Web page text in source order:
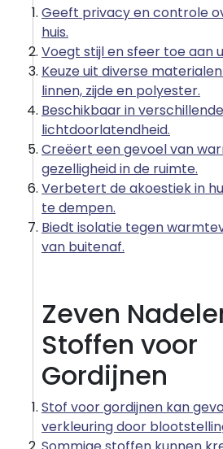
Geeft privacy en controle
huis.
Voegt stijl en sfeer toe aan
Keuze uit diverse
linnen, zijde en polyester.
Beschikbaar in
lichtdoorlatendheid.
Creëert een gevoel van
gezelligheid in de ruimte.
Verbetert de akoestiek in
te dempen.
Biedt isolatie tegen
van buitenaf.
Zeven
Stoffen voor
Gordijnen
Stof voor gordijnen kan
verkleuring door